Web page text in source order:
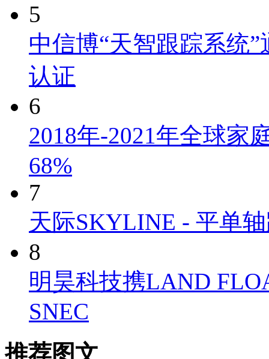
5
中信博“天智跟踪系统
认证
6
2018年-2021年全球家
68%
7
天际SKYLINE - 平单
8
明昊科技携LAND
SNEC
推荐图文